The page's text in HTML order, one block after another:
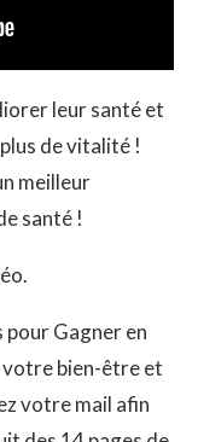
leur santé et
de vitalité !
meilleur
santé !
pour Gagner en
votre bien-être et
votre mail afin